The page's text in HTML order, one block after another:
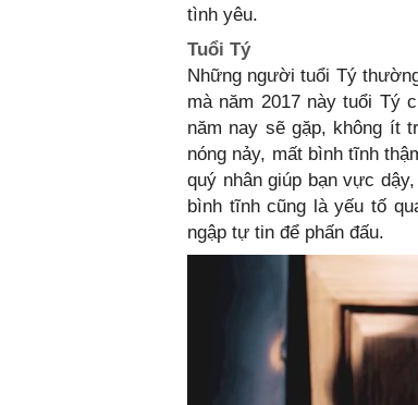
tình yêu.
Tuổi Tý
Những người tuổi Tý
mà năm 2017 này tuổi Tý
năm nay sẽ gặp, không ít
nóng nảy, mất bình tĩnh
quý nhân giúp bạn vực
bình tĩnh cũng là yếu tố
ngập tự tin để phấn đấu.